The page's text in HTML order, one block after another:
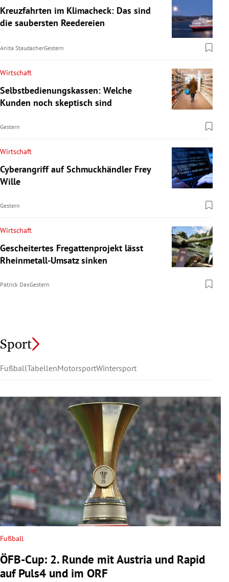
Kreuzfahrten im Klimacheck: Das sind
die saubersten Reedereien
Anita StaudacherGestern
Wirtschaft
Selbstbedienungskassen: Welche
Kunden noch skeptisch sind
Gestern
Wirtschaft
Cyberangriff auf Schmuckhändler Frey
Wille
Gestern
Wirtschaft
Gescheitertes Fregattenprojekt lässt
Rheinmetall-Umsatz sinken
Patrick DaxGestern
Sport
FußballTabellenMotorsportWintersport
Fußball
ÖFB-Cup: 2. Runde mit Austria und Rapid
auf Puls4 und im ORF